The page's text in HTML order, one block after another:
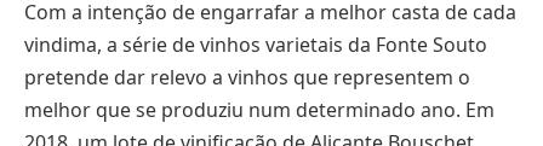
Com a intenção de engarrafar a melhor casta de cada
vindima, a série de vinhos varietais da Fonte Souto
pretende dar relevo a vinhos que representem o
melhor que se produziu num determinado ano. Em